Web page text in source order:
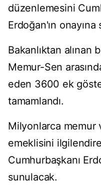
düzenlemesini
Erdoğan'ın onayına
Bakanlıktan
Memur-Sen
eden 3600 ek
tamamlandı.
Milyonlarca memur
emeklisini
Cumhurbaşkanı
sunulacak.